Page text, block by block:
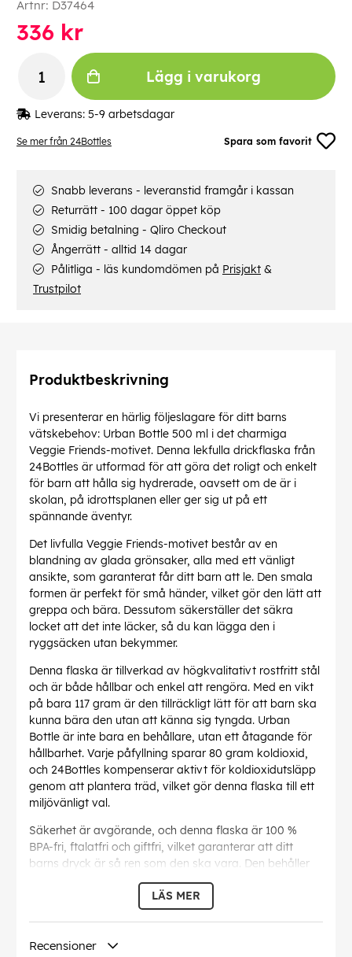
Se mer från 24Bottles Spara som favorit
Artnr: D37464
336 kr
Lägg i varukorg
Leverans: 5-9 arbetsdagar
Snabb leverans - leveranstid framgår i kassan
Returrätt - 100 dagar öppet köp
Smidig betalning - Qliro Checkout
Ångerrätt - alltid 14 dagar
Pålitliga - läs kundomdömen på Prisjakt &
Trustpilot
Produktbeskrivning
Vi presenterar en härlig följeslagare för ditt barns
vätskebehov: Urban Bottle 500 ml i det charmiga
Veggie Friends-motivet. Denna lekfulla drickflaska från
24Bottles är utformad för att göra det roligt och enkelt
för barn att hålla sig hydrerade, oavsett om de är i
skolan, på idrottsplanen eller ger sig ut på ett
spännande äventyr.
Det livfulla Veggie Friends-motivet består av en
blandning av glada grönsaker, alla med ett vänligt
ansikte, som garanterat får ditt barn att le. Den smala
formen är perfekt för små händer, vilket gör den lätt att
greppa och bära. Dessutom säkerställer det säkra
locket att det inte läcker, så du kan lägga den i
ryggsäcken utan bekymmer.
Denna flaska är tillverkad av högkvalitativt rostfritt stål
och är både hållbar och enkel att rengöra. Med en vikt
på bara 117 gram är den tillräckligt lätt för att barn ska
kunna bära den utan att känna sig tyngda. Urban
Bottle är inte bara en behållare, utan ett åtagande för
hållbarhet. Varje påfyllning sparar 80 gram koldioxid,
och 24Bottles kompenserar aktivt för koldioxidutsläpp
genom att plantera träd, vilket gör denna flaska till ett
miljövänligt val.
Säkerhet är avgörande, och denna flaska är 100 %
BPA-fri, ftalatfri och giftfri, vilket garanterar att ditt
barns dryck är så ren som den ska vara. Den behåller
inte smaker, så oavsett om det är vatten, juice eller en
hemlagad smoothie är varje klunk fräsch och utsökt.
Locket One Twist To Open är utrustat med ett vattentätt
gummimembran som ger en säker tätning. Den breda
LÄS MER
Recensioner